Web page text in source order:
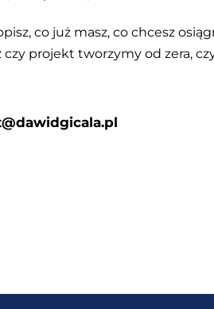
co już masz, co chcesz
projekt tworzymy od zera,